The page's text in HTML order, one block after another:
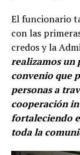
El funcionario
con las
credos y la
realizamos un
convenio que
personas a
cooperación
fortaleciendo
toda la